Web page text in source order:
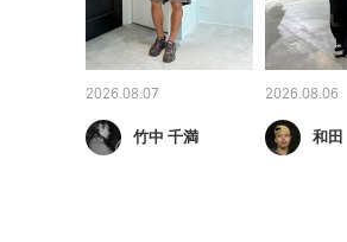
2026.08.07
竹中 千満
2026.08.06
和田